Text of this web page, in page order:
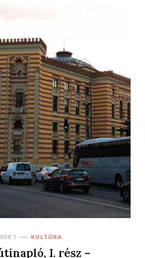
7. KULTÚRA
I. rész –